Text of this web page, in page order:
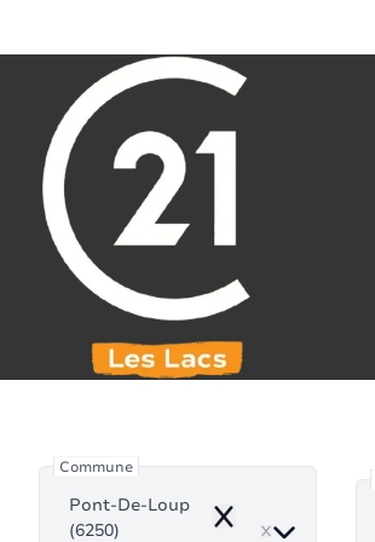
Commune
Pont-De-Loup
(6250)
Remove